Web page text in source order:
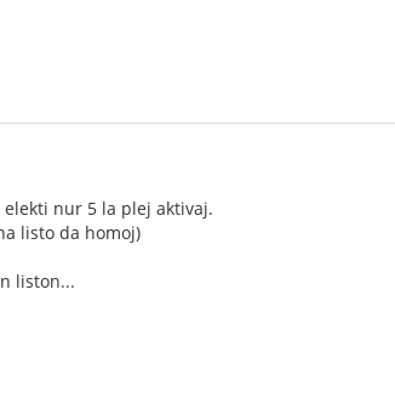
elekti nur 5 la plej aktivaj.
listo da homoj)
liston...